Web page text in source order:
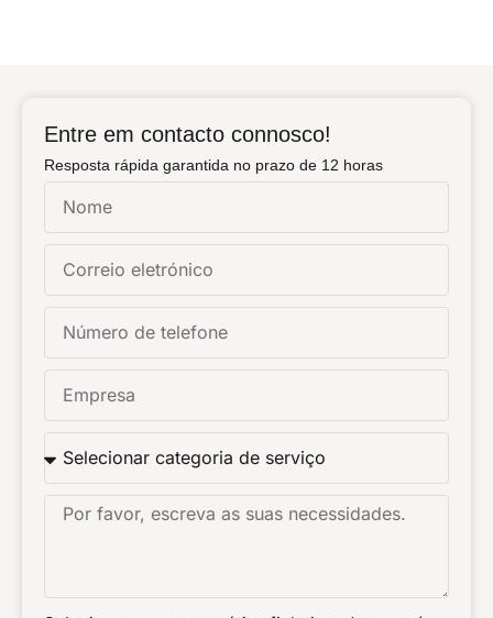
Entre em contacto connosco!
Resposta rápida garantida no prazo de 12 horas